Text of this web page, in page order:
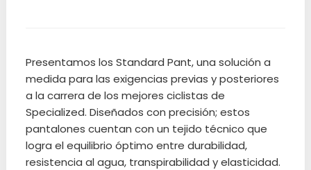
Presentamos los Standard Pant, una solución a
medida para las exigencias previas y posteriores
a la carrera de los mejores ciclistas de
Specialized. Diseñados con precisión; estos
pantalones cuentan con un tejido técnico que
logra el equilibrio óptimo entre durabilidad,
resistencia al agua, transpirabilidad y elasticidad.